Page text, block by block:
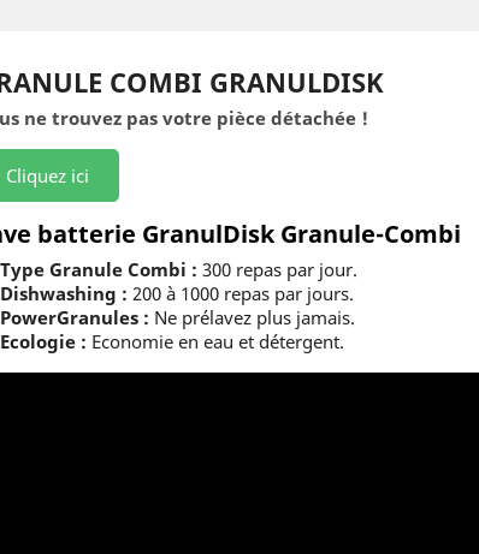
COMBI GRANULDISK
ne trouvez pas votre pièce détachée !
Cliquez ici
batterie GranulDisk Granule-Combi
Type Granule Combi : 300 repas par jour.
Dishwashing : 200 à 1000 repas par jours.
PowerGranules : Ne prélavez plus jamais.
Ecologie : Economie en eau et détergent.